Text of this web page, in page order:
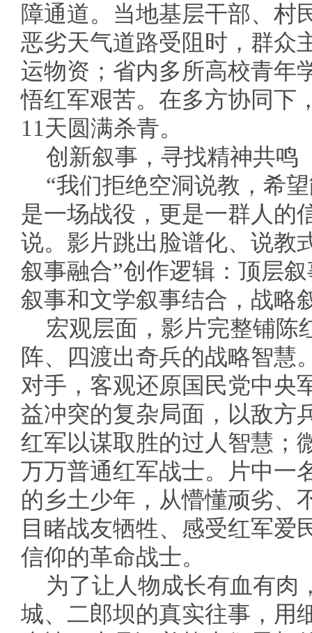
障通道。当地基层干部、村
恶劣天气道路受阻时，群众
运物资；省内多所高校青年
悟红军艰苦。在多方协同下
11天圆满杀青。
创新叙事，寻找精神共鸣
“我们拒绝空洞说教，希
是一场战役，更是一群人的
说。影片跳出脸谱化、说教
叙事融合”创作逻辑：顶层
叙事和文学叙事结合，战略
宏观层面，影片完整铺陈
阵、四渡出奇兵的战略智慧
对手，客观还原国民党中央
益冲突的复杂局面，以敌方
红军以谋取胜的过人智慧；
万万普通红军战士。片中一
的乡土少年，从懵懂顽劣、
目睹战友牺牲、感受红军爱
信仰的革命战士。
为了让人物成长有血有肉
城、二郎坝的真实往事，用